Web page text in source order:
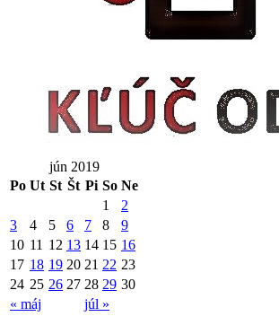
jún 2019
Po Ut St Št Pi So Ne
« máj júl »
1
2
3
4 5 6 7 8
9
10 11 12 13 14 15 16
17 18 19 20 21 22 23
24 25 26 27 28 29 30